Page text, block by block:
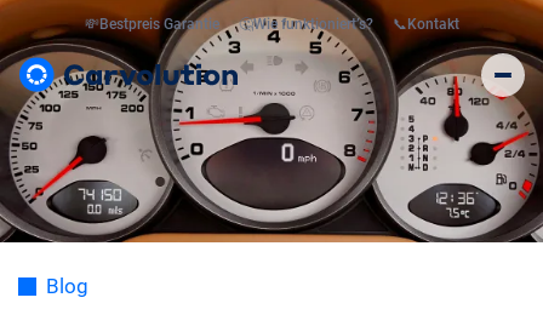
💸Bestpreis Garantie 🤔Wie funktioniert’s? 📞 Kontakt
Blog